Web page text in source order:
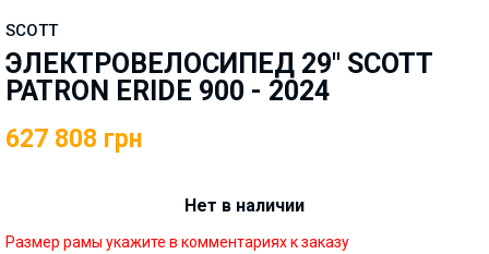
SCOTT
ЭЛЕКТРОВЕЛОСИПЕД 29" SCOTT
PATRON ERIDE 900 - 2024
627 808 грн
Нет в наличии
Размер рамы укажите в комментариях к заказу